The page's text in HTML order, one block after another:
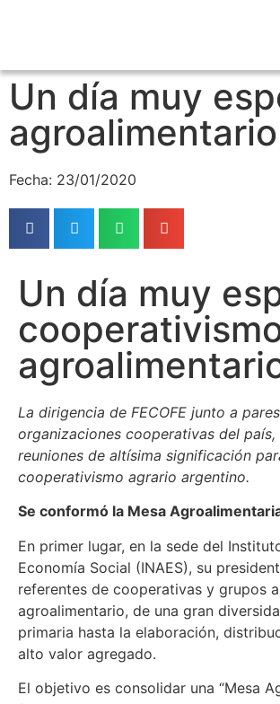
Un día muy
agroalimentario
Fecha: 23/01/2020
Un día muy
La dirigencia de FECOFE junto a
organizaciones cooperativas del
reuniones de altísima significación
cooperativismo agrario argentino.
Se conformó la Mesa
En primer lugar, en la sede del
Economía Social (INAES), su
referentes de cooperativas y grupos
agroalimentario, de una gran
primaria hasta la elaboración,
alto valor agregado.
El objetivo es consolidar una “Mesa